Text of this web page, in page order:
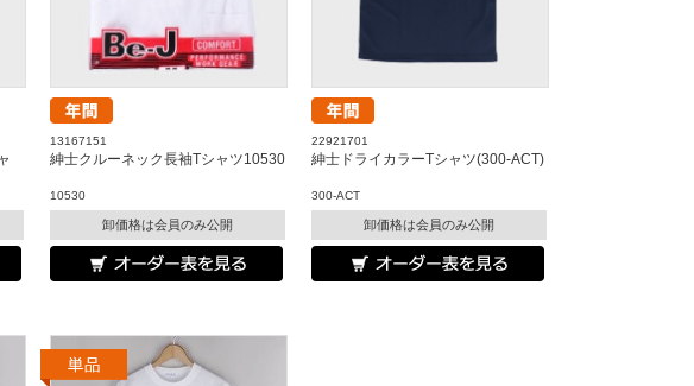
13167151
紳士クルーネック長袖Tシャツ10530
10530
卸価格は会員のみ公開
22921701
紳士ドライカラーTシャツ(300-ACT)
300-ACT
卸価格は会員のみ公開